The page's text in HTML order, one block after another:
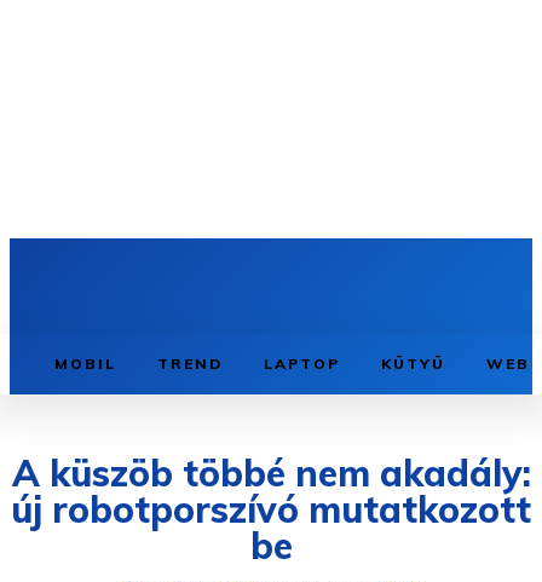
MOBIL TREND LAPTOP KÜTYÜ WEB
A küszöb többé nem akadály:
új robotporszívó mutatkozott
be